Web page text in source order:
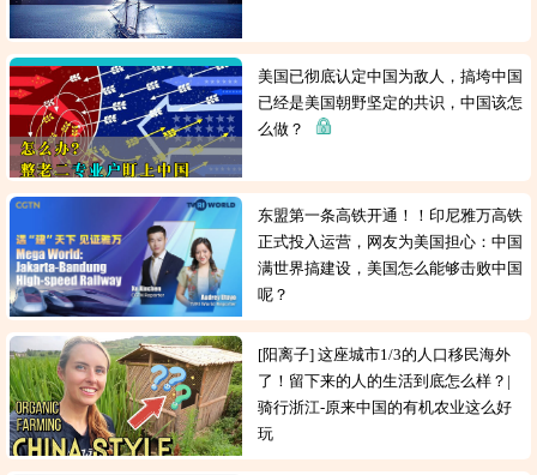
美国已彻底认定中国为敌人，搞垮中国
已经是美国朝野坚定的共识，中国该怎
么做？
东盟第一条高铁开通！！印尼雅万高铁
正式投入运营，网友为美国担心：中国
满世界搞建设，美国怎么能够击败中国
呢？
[阳离子] 这座城市1/3的人口移民海外
了！留下来的人的生活到底怎么样？|
骑行浙江-原来中国的有机农业这么好
玩